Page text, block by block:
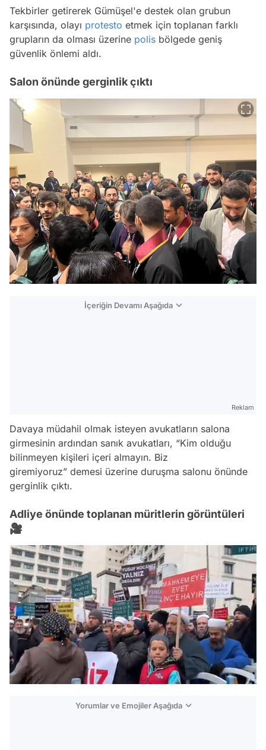
Tekbirler getirerek Gümüşel'e destek olan grubun
karşısında, olayı protesto etmek için toplanan farklı
grupların da olması üzerine polis bölgede geniş
güvenlik önlemi aldı.
Salon önünde gerginlik çıktı
İçeriğin Devamı Aşağıda
Reklam
Davaya müdahil olmak isteyen avukatların salona
girmesinin ardından sanık avukatları, “Kim olduğu
bilinmeyen kişileri içeri almayın. Biz
giremiyoruz” demesi üzerine duruşma salonu önünde
gerginlik çıktı.
Adliye önünde toplanan müritlerin görüntüleri
🎥
Yorumlar ve Emojiler Aşağıda